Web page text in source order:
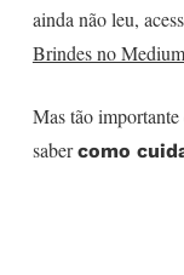
ainda não leu,
Brindes no Medium
Mas tão importante
sabercomo